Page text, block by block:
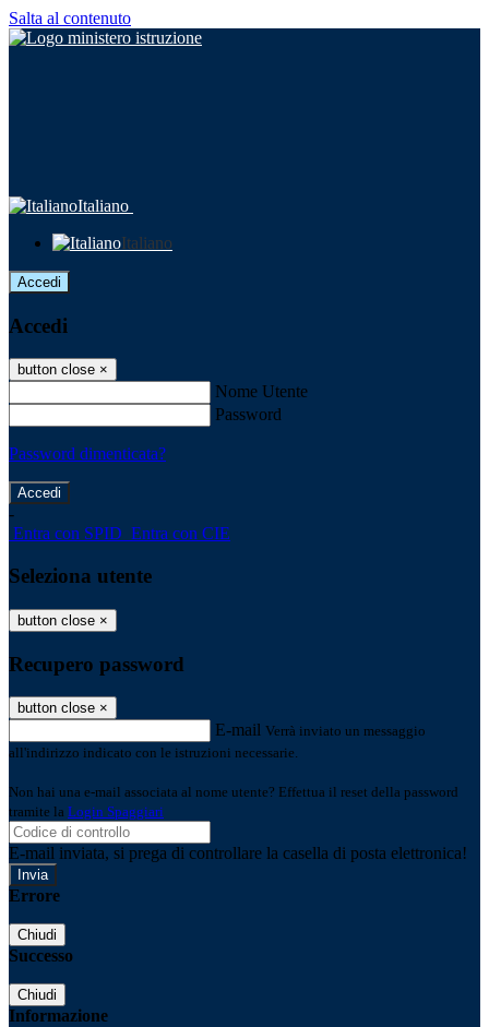
Salta al contenuto
Italiano
Italiano
Accedi
Accedi
button close ×
Nome Utente
Password
Password dimenticata?
-
Entra con SPID Entra con CIE
Seleziona utente
button close ×
Recupero password
button close ×
E-mail Verrà inviato un messaggio
all'indirizzo indicato con le istruzioni necessarie.
Non hai una e-mail associata al nome utente? Effettua il reset della password
tramite la Login Spaggiari
E-mail inviata, si prega di controllare la casella di posta elettronica!
Errore
Chiudi
Successo
Chiudi
Informazione